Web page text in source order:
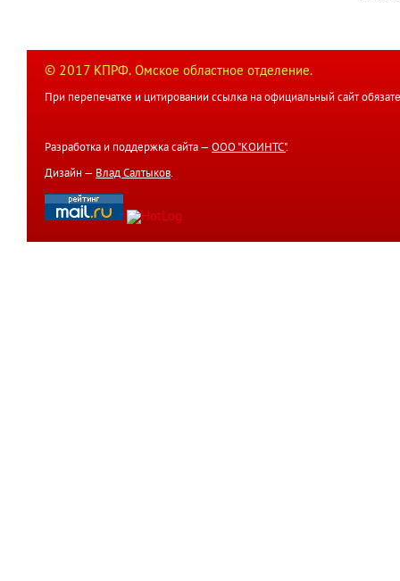
© 2017 КПРФ. Омское областное отделение.
При перепечатке и цитировании ссылка на официальный сайт
Разработка и поддержка сайта — ООО "КОИНТС".
Дизайн — Влад Салтыков.